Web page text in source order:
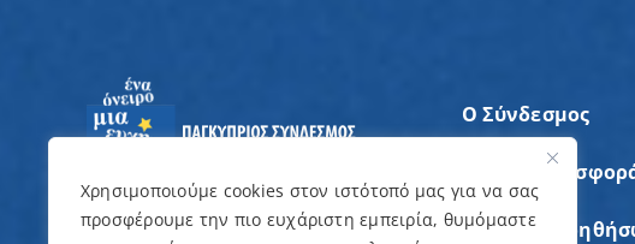
Χρησιμοποιούμε cookies στον ιστότοπό μας για να σας
προσφέρουμε την πιο ευχάριστη εμπειρία, θυμόμαστε
Ο Σύνδεσμος
Άξονες
Θέλω να